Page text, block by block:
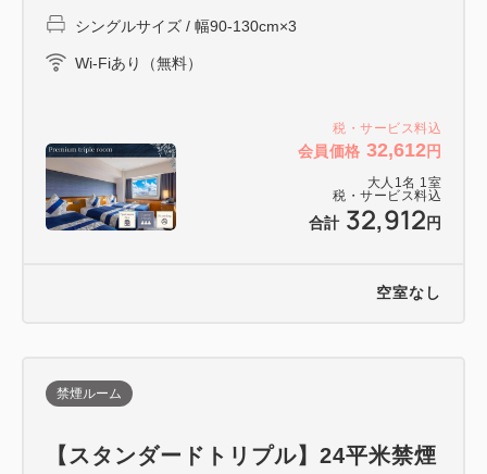
税・サービス料込
会員価格 32,612円
大人 1 名 1 室
税・サービス料込
合計 32,912 円
シングルサイズ / 幅90-130cm×3
Wi-Fiあり（無料）
空室なし
禁煙ルーム
【スタンダードトリプル】24平米禁煙